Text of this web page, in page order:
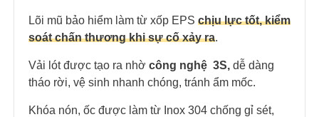
Lõi mũ bảo hiểm làm từ xốp EPS chịu lực tốt,kiểm
soát chấn thương khi sự cố xảy ra.
Vải lót được tạo ra nhờ công nghệ 3S, dễ dàng
tháo rời, vệ sinh nhanh chóng, tránh ẩm mốc.
Khóa nón, ốc được làm từ Inox 304 chống gỉ sét,